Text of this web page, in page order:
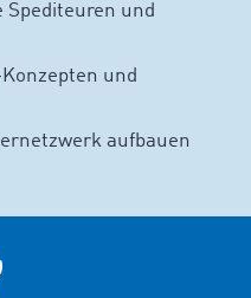
und
und
aufbauen